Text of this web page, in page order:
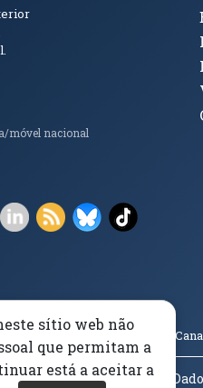
de Contacto
móvel nacional
nova janela)
janela)
(abre em nova janela)
(abre em nova janela)
LinkedIn (abre em nova
RSS (abre em nova
Bluesky (abre
TikTok
(abre
Privacidade Proteção de
sítio web não
que permitam a
está a aceitar a